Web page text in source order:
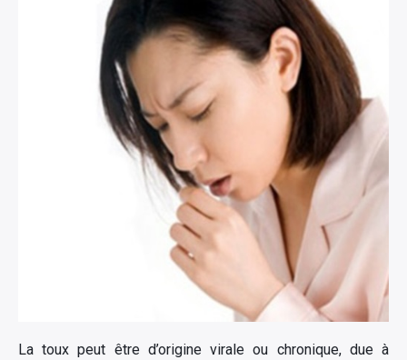
La toux peut être d’origine virale ou chronique, due à